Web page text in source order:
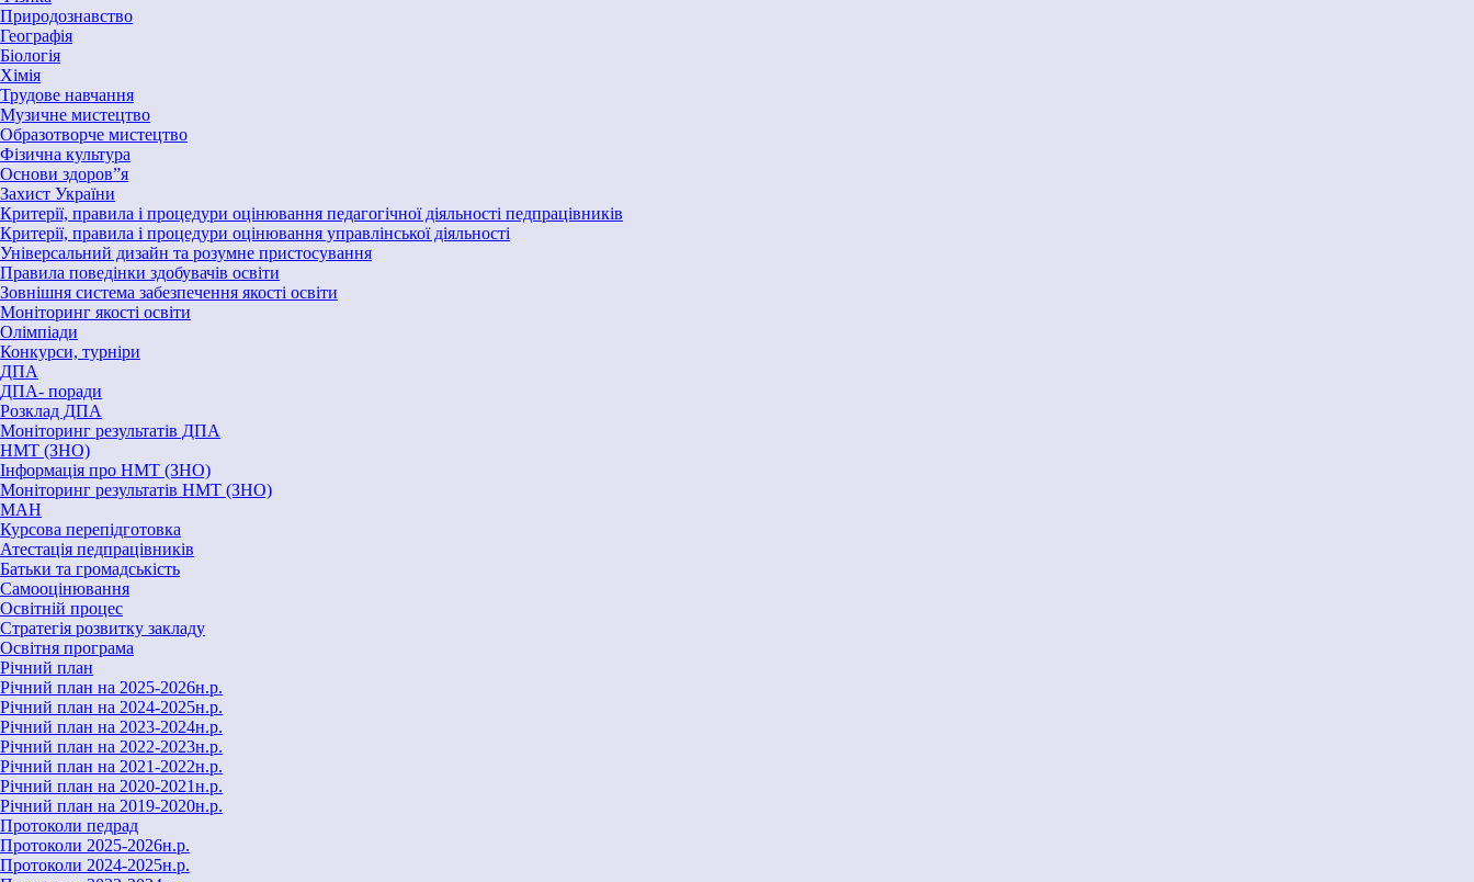
Природознавство
Географія
Біологія
Хімія
Трудове навчання
Музичне мистецтво
Образотворче мистецтво
Фізична культура
Основи здоров”я
Захист України
Критерії, правила і процедури оцінювання педагогічної діяльності педпрацівників
Критерії, правила і процедури оцінювання управлінської діяльності
Універсальний дизайн та розумне пристосування
Правила поведінки здобувачів освіти
Зовнішня система забезпечення якості освіти
Моніторинг якості освіти
Олімпіади
Конкурси, турніри
ДПА
ДПА- поради
Розклад ДПА
Моніторинг результатів ДПА
НМТ (ЗНО)
Інформація про НМТ (ЗНО)
Моніторинг результатів НМТ (ЗНО)
МАН
Курсова перепідготовка
Атестація педпрацівників
Батьки та громадськість
Самооцінювання
Освітній процес
Стратегія розвитку закладу
Освітня програма
Річний план
Річний план на 2025-2026н.р.
Річний план на 2024-2025н.р.
Річний план на 2023-2024н.р.
Річний план на 2022-2023н.р.
Річний план на 2021-2022н.р.
Річний план на 2020-2021н.р.
Річний план на 2019-2020н.р.
Протоколи педрад
Протоколи 2025-2026н.р.
Протоколи 2024-2025н.р.